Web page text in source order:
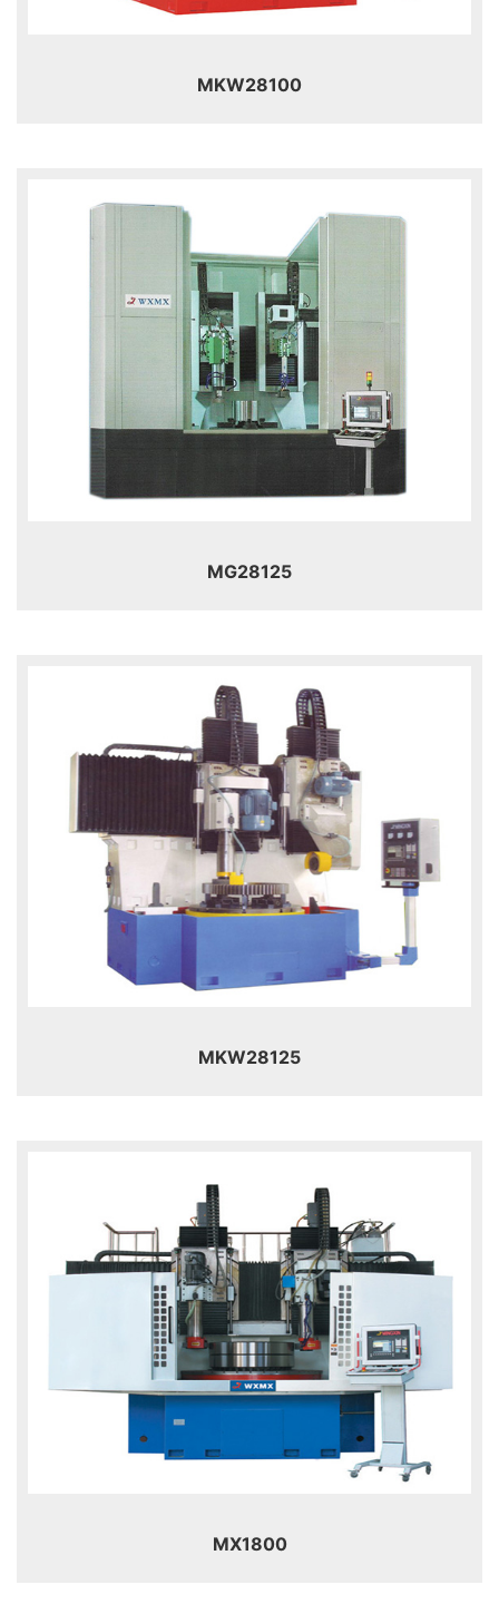
MKW28100
MG28125
MKW28125
MX1800